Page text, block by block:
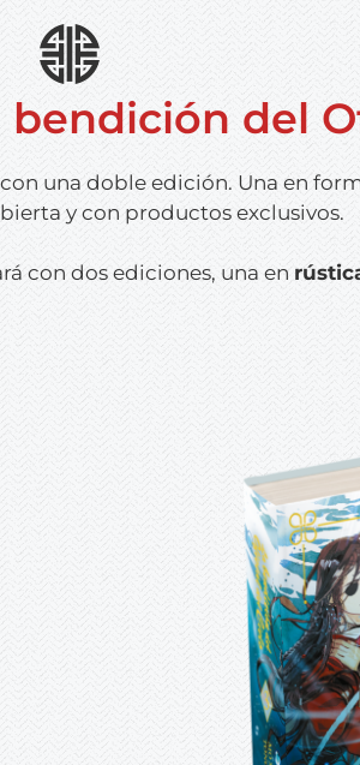
del
una doble edición. Una en
y con productos exclusivos.
con dos ediciones, una en